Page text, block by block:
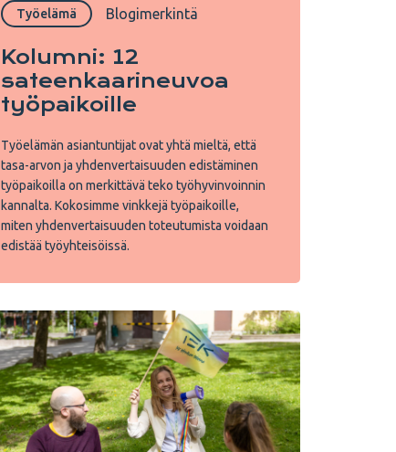
Työelämä Blogimerkintä
Kolumni: 12
sateenkaarineuvoa
työpaikoille
Työelämän asiantuntijat ovat yhtä mieltä, että
tasa-arvon ja yhdenvertaisuuden edistäminen
työpaikoilla on merkittävä teko työhyvinvoinnin
kannalta. Kokosimme vinkkejä työpaikoille,
miten yhdenvertaisuuden toteutumista voidaan
edistää työyhteisöissä.